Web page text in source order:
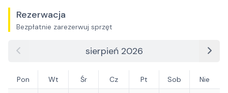
Rezerwacja
Bezpłatnie zarezerwuj sprzęt
sierpień 2026
Pon Wt Śr Cz Pt Sob Nie